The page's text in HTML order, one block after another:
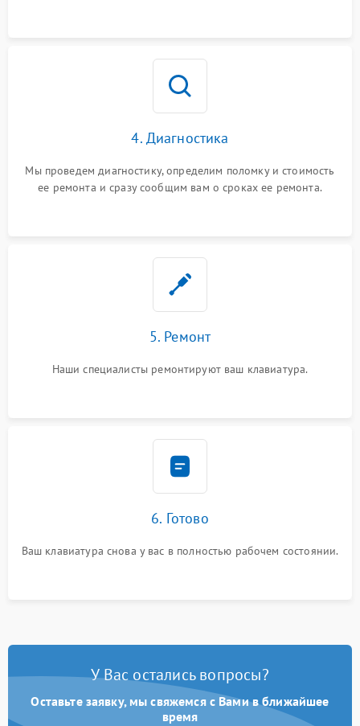
4. Диагностика
Мы проведем диагностику, определим поломку и стоимость
ее ремонта и сразу сообщим вам о сроках ее ремонта.
5. Ремонт
Наши специалисты ремонтируют ваш клавиатура.
6. Готово
Ваш клавиатура снова у вас в полностью рабочем состоянии.
У Вас остались вопросы?
Оставьте заявку, мы свяжемся с Вами в ближайшее
время